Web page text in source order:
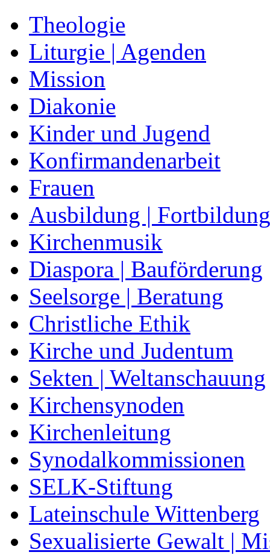
Theologie
Liturgie | Agenden
Mission
Diakonie
Kinder und Jugend
Konfirmandenarbeit
Frauen
Ausbildung | Fortbildung
Kirchenmusik
Diaspora | Bauförderung
Seelsorge | Beratung
Christliche Ethik
Kirche und Judentum
Sekten | Weltanschauung
Kirchensynoden
Kirchenleitung
Synodalkommissionen
SELK-Stiftung
Lateinschule Wittenberg
Sexualisierte Gewalt |